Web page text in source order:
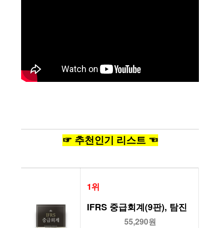
☞ 추천인기 리스트 ☜
1위
IFRS 중급회계(9판), 탐진
55,290원